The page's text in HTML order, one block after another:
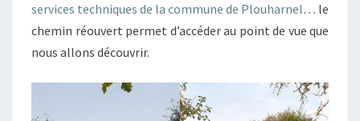
services techniques de la commune de Plouharnel… le
chemin réouvert permet d’accéder au point de vue que
nous allons découvrir.